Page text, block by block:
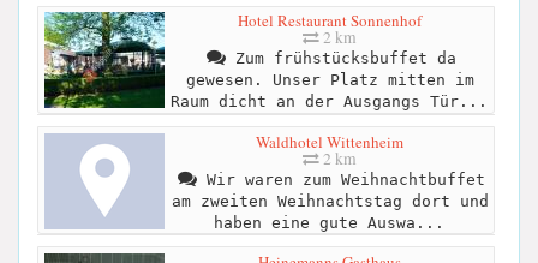
Hotel Restaurant Sonnenhof
2 km
Zum frühstücksbuffet da
gewesen. Unser Platz mitten im
Raum dicht an der Ausgangs Tür...
Waldhotel Wittenheim
2 km
Wir waren zum Weihnachtbuffet
am zweiten Weihnachtstag dort und
haben eine gute Auswa...